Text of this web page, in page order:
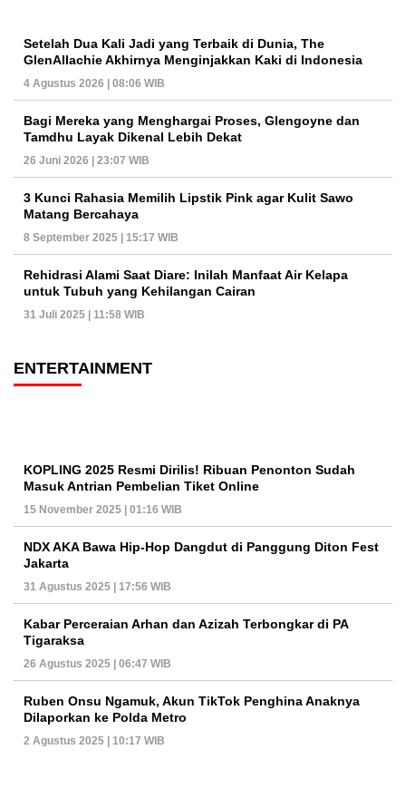
Setelah Dua Kali Jadi yang Terbaik di Dunia, The
GlenAllachie Akhirnya Menginjakkan Kaki di Indonesia
4 Agustus 2026 | 08:06 WIB
Bagi Mereka yang Menghargai Proses, Glengoyne dan
Tamdhu Layak Dikenal Lebih Dekat
26 Juni 2026 | 23:07 WIB
3 Kunci Rahasia Memilih Lipstik Pink agar Kulit Sawo
Matang Bercahaya
8 September 2025 | 15:17 WIB
Rehidrasi Alami Saat Diare: Inilah Manfaat Air Kelapa
untuk Tubuh yang Kehilangan Cairan
31 Juli 2025 | 11:58 WIB
ENTERTAINMENT
KOPLING 2025 Resmi Dirilis! Ribuan Penonton Sudah
Masuk Antrian Pembelian Tiket Online
15 November 2025 | 01:16 WIB
NDX AKA Bawa Hip-Hop Dangdut di Panggung Diton Fest
Jakarta
31 Agustus 2025 | 17:56 WIB
Kabar Perceraian Arhan dan Azizah Terbongkar di PA
Tigaraksa
26 Agustus 2025 | 06:47 WIB
Ruben Onsu Ngamuk, Akun TikTok Penghina Anaknya
Dilaporkan ke Polda Metro
2 Agustus 2025 | 10:17 WIB